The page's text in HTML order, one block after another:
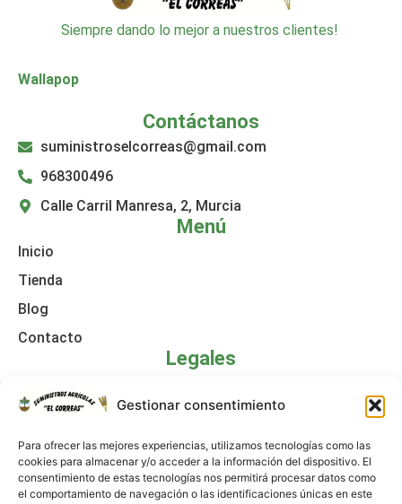
Gestionar consentimiento
Para ofrecer las mejores experiencias, utilizamos tecnologías como las
cookies para almacenar y/o acceder a la información del dispositivo. El
consentimiento de estas tecnologías nos permitirá procesar datos como
el comportamiento de navegación o las identificaciones únicas en este
Siempre dando lo mejor a nuestros clientes!
Wallapop
Menú
Inicio
Tienda
Blog
Contacto
Legales
Política de cookies
Declaración de accesibilidad
Política de privacidad
Contáctanos
suministroselcorreas@gmail.com
968300496
Calle Carril Manresa, 2, Murcia